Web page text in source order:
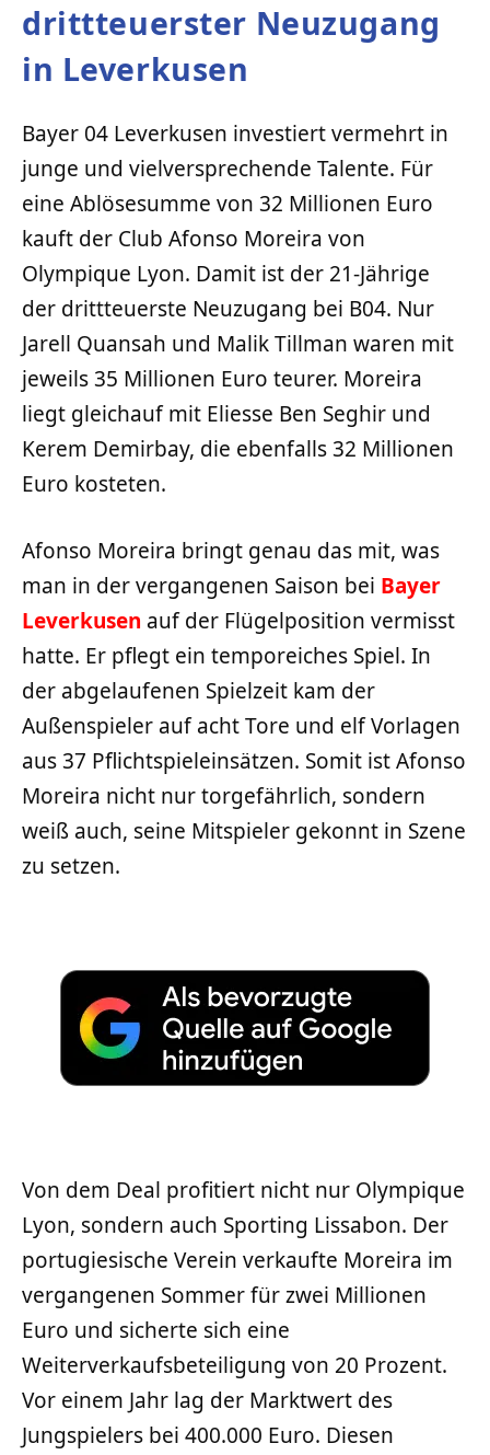
drittteuerster Neuzugang
in Leverkusen
Bayer 04 Leverkusen investiert vermehrt in
junge und vielversprechende Talente. Für
eine Ablösesumme von 32 Millionen Euro
kauft der Club Afonso Moreira von
Olympique Lyon. Damit ist der 21-Jährige
der drittteuerste Neuzugang bei B04. Nur
Jarell Quansah und Malik Tillman waren mit
jeweils 35 Millionen Euro teurer. Moreira
liegt gleichauf mit Eliesse Ben Seghir und
Kerem Demirbay, die ebenfalls 32 Millionen
Euro kosteten.
Afonso Moreira bringt genau das mit, was
man in der vergangenen Saison bei Bayer
Leverkusen auf der Flügelposition vermisst
hatte. Er pflegt ein temporeiches Spiel. In
der abgelaufenen Spielzeit kam der
Außenspieler auf acht Tore und elf Vorlagen
aus 37 Pflichtspieleinsätzen. Somit ist Afonso
Moreira nicht nur torgefährlich, sondern
weiß auch, seine Mitspieler gekonnt in Szene
zu setzen.
Von dem Deal profitiert nicht nur Olympique
Lyon, sondern auch Sporting Lissabon. Der
portugiesische Verein verkaufte Moreira im
vergangenen Sommer für zwei Millionen
Euro und sicherte sich eine
Weiterverkaufsbeteiligung von 20 Prozent.
Vor einem Jahr lag der Marktwert des
Jungspielers bei 400.000 Euro. Diesen